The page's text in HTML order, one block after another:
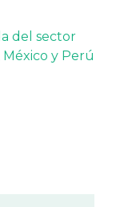
del sector
y Perú